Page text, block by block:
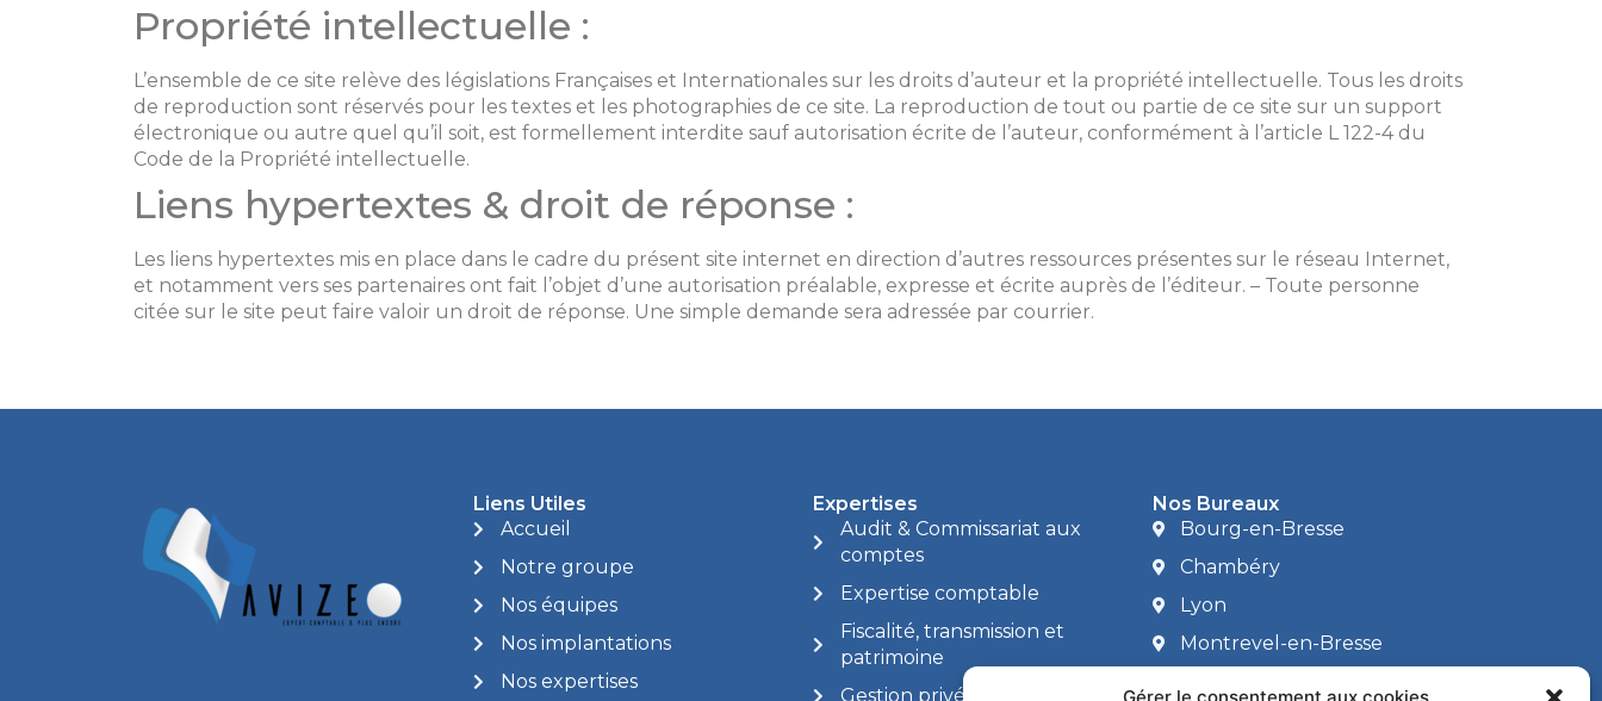
Propriété intellectuelle :
L’ensemble de ce site relève des législations Françaises et Internationales sur les droits d’auteur et la propriété intellectuelle. Tous les droits
de reproduction sont réservés pour les textes et les photographies de ce site. La reproduction de tout ou partie de ce site sur un support
électronique ou autre quel qu’il soit, est formellement interdite sauf autorisation écrite de l’auteur, conformément à l’article L 122-4 du
Code de la Propriété intellectuelle.
Liens hypertextes & droit de réponse :
Les liens hypertextes mis en place dans le cadre du présent site internet en direction d’autres ressources présentes sur le réseau Internet,
et notamment vers ses partenaires ont fait l’objet d’une autorisation préalable, expresse et écrite auprès de l’éditeur. – Toute personne
citée sur le site peut faire valoir un droit de réponse. Une simple demande sera adressée par courrier.
Liens Utiles
Accueil
Notre groupe
Nos équipes
Nos implantations
Nos expertises
Expertises
Audit & Commissariat aux
comptes
Expertise comptable
Fiscalité, transmission et
patrimoine
Gestion privée
Nos Bureaux
Bourg-en-Bresse
Chambéry
Lyon
Montrevel-en-Bresse